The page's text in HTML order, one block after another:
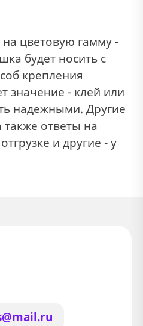
цветовую гамму -
будет носить с
крепления
значение - клей или
надежными. Другие
ответы на
и другие - у